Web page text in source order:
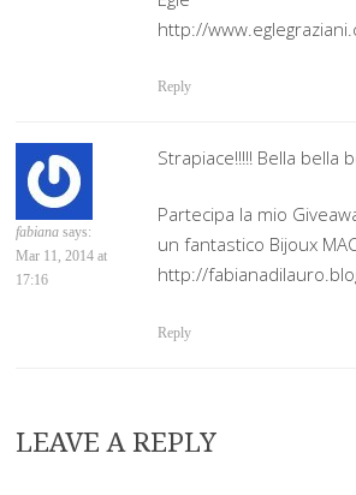
http://
Reply
fabiana says:
Mar 11, 2014 at
17:16
Strapiace!!!!! Bella bella
Partecipa la mio
un fantastico Bijoux
http://
Reply
LEAVE A REPLY